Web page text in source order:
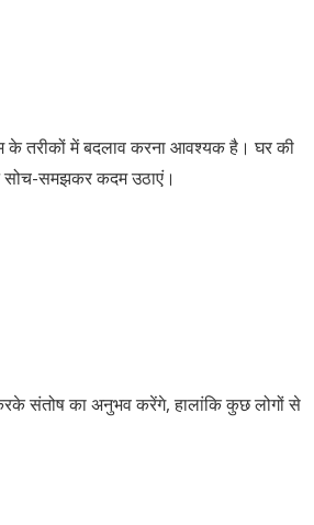
तरीकों में बदलाव करना आवश्यक है। घर की
समझकर कदम उठाएं।
संतोष का अनुभव करेंगे, हालांकि कुछ लोगों से